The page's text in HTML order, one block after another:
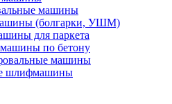
машины
(болгарки, УШМ)
для паркета
по бетону
машины
шлифмашины